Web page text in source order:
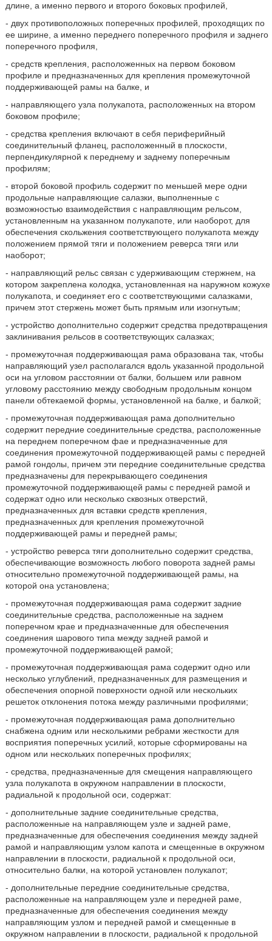
длине, а именно первого и второго боковых профилей,
- двух противоположных поперечных профилей, проходящих по
ее ширине, а именно переднего поперечного профиля и заднего
поперечного профиля,
- средств крепления, расположенных на первом боковом
профиле и предназначенных для крепления промежуточной
поддерживающей рамы на балке, и
- направляющего узла полукапота, расположенных на втором
боковом профиле;
- средства крепления включают в себя периферийный
соединительный фланец, расположенный в плоскости,
перпендикулярной к переднему и заднему поперечным
профилям;
- второй боковой профиль содержит по меньшей мере одни
продольные направляющие салазки, выполненные с
возможностью взаимодействия с направляющим рельсом,
установленным на указанном полукапоте, или наоборот, для
обеспечения скольжения соответствующего полукапота между
положением прямой тяги и положением реверса тяги или
наоборот;
- направляющий рельс связан с удерживающим стержнем, на
котором закреплена колодка, установленная на наружном кожухе
полукапота, и соединяет его с соответствующими салазками,
причем этот стержень может быть прямым или изогнутым;
- устройство дополнительно содержит средства предотвращения
заклинивания рельсов в соответствующих салазках;
- промежуточная поддерживающая рама образована так, чтобы
направляющий узел располагался вдоль указанной продольной
оси на угловом расстоянии от балки, большем или равном
угловому расстоянию между свободным продольным концом
панели обтекаемой формы, установленной на балке, и балкой;
- промежуточная поддерживающая рама дополнительно
содержит передние соединительные средства, расположенные
на переднем поперечном фае и предназначенные для
соединения промежуточной поддерживающей рамы с передней
рамой гондолы, причем эти передние соединительные средства
предназначены для перекрывающего соединения
промежуточной поддерживающей рамы с передней рамой и
содержат одно или несколько сквозных отверстий,
предназначенных для вставки средств крепления,
предназначенных для крепления промежуточной
поддерживающей рамы и передней рамы;
- устройство реверса тяги дополнительно содержит средства,
обеспечивающие возможность любого поворота задней рамы
относительно промежуточной поддерживающей рамы, на
которой она установлена;
- промежуточная поддерживающая рама содержит задние
соединительные средства, расположенные на заднем
поперечном крае и предназначенные для обеспечения
соединения шарового типа между задней рамой и
промежуточной поддерживающей рамой;
- промежуточная поддерживающая рама содержит одно или
несколько углублений, предназначенных для размещения и
обеспечения опорной поверхности одной или нескольких
решеток отклонения потока между различными профилями;
- промежуточная поддерживающая рама дополнительно
снабжена одним или несколькими ребрами жесткости для
восприятия поперечных усилий, которые сформированы на
одном или нескольких поперечных профилях;
- средства, предназначенные для смещения направляющего
узла полукапота в окружном направлении в плоскости,
радиальной к продольной оси, содержат:
- дополнительные задние соединительные средства,
расположенные на направляющем узле и задней раме,
предназначенные для обеспечения соединения между задней
рамой и направляющим узлом капота и смещенные в окружном
направлении в плоскости, радиальной к продольной оси,
относительно балки, на которой установлен полукапот;
- дополнительные передние соединительные средства,
расположенные на направляющем узле и передней раме,
предназначенные для обеспечения соединения между
направляющим узлом и передней рамой и смещенные в
окружном направлении в плоскости, радиальной к продольной